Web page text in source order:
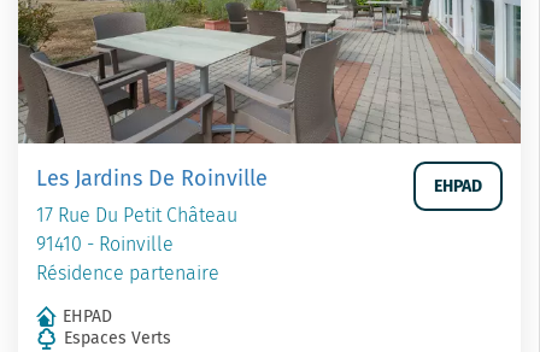
Les Jardins De Roinville
17 Rue Du Petit Château
91410 - Roinville
Résidence partenaire
EHPAD
EHPAD
Espaces Verts